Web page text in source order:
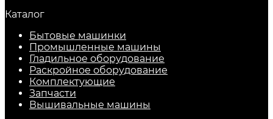
Каталог
Бытовые машинки
Промышленные машины
Гладильное оборудование
Раскройное оборудование
Комплектующие
Запчасти
Вышивальные машины